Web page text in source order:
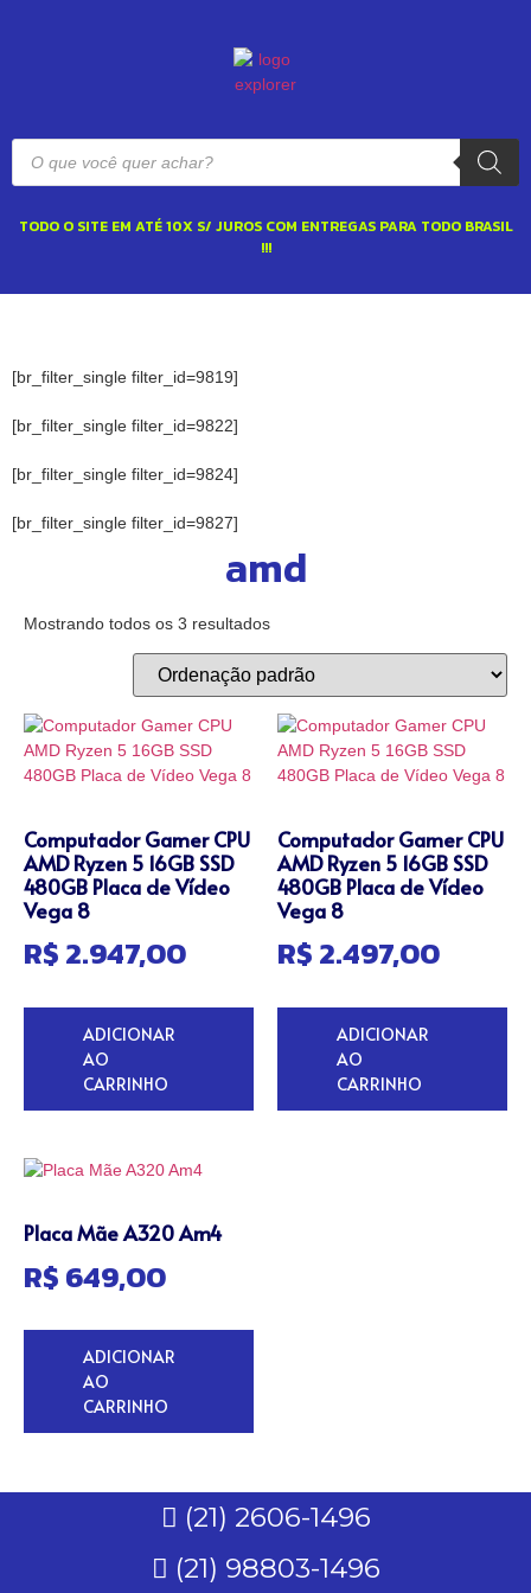
TODO O SITE EM ATÉ 10X S/ JUROS COM ENTREGAS PARA TODO BRASIL
!!!
[br_filter_single filter_id=9819]
[br_filter_single filter_id=9822]
[br_filter_single filter_id=9824]
[br_filter_single filter_id=9827]
amd
Mostrando todos os 3 resultados
Computador Gamer CPU
AMD Ryzen 5 16GB SSD
480GB Placa de Vídeo
Vega 8
R$2.947,00
ADICIONAR
AO
CARRINHO
Computador Gamer CPU
AMD Ryzen 5 16GB SSD
480GB Placa de Vídeo
Vega 8
R$2.497,00
ADICIONAR
AO
CARRINHO
Placa Mãe A320 Am4
R$649,00
ADICIONAR
AO
CARRINHO
(21) 2606-1496
(21) 98803-1496